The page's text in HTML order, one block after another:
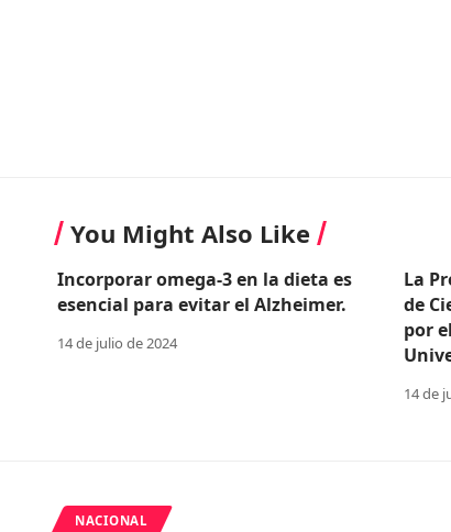
You Might Also Like
Incorporar omega-3 en la dieta es
esencial para evitar el Alzheimer.
14 de julio de 2024
La
de
por
14 de
NACIONAL